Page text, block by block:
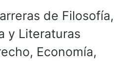
de Filosofía,
y Literaturas
Economía,